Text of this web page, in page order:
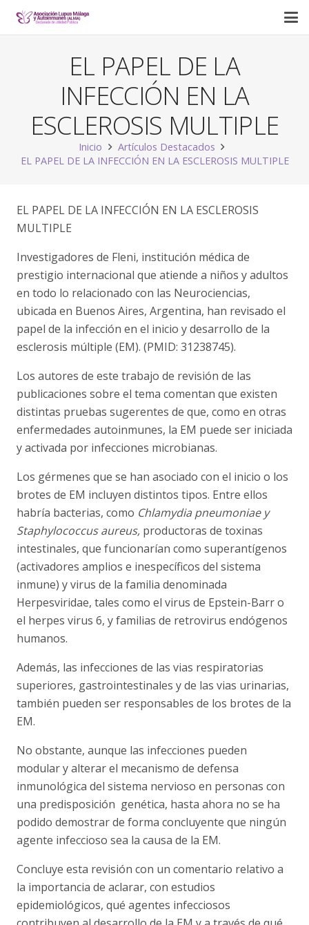
EL PAPEL DE LA
INFECCIÓN EN LA
ESCLEROSIS MULTIPLE
Inicio
Artículos Destacados
EL PAPEL DE LA INFECCIÓN EN LA ESCLEROSIS MULTIPLE
EL PAPEL DE LA INFECCIÓN EN LA ESCLEROSIS
MULTIPLE
Investigadores de Fleni, institución médica de
prestigio internacional que atiende a niños y adultos
en todo lo relacionado con las Neurociencias,
ubicada en Buenos Aires, Argentina, han revisado el
papel de la infección en el inicio y desarrollo de la
esclerosis múltiple (EM). (PMID: 31238745).
Los autores de este trabajo de revisión de las
publicaciones sobre el tema comentan que existen
distintas pruebas sugerentes de que, como en otras
enfermedades autoinmunes, la EM puede ser iniciada
y activada por infecciones microbianas.
Los gérmenes que se han asociado con el inicio o los
brotes de EM incluyen distintos tipos. Entre ellos
habría bacterias, como Chlamydia pneumoniae y
Staphylococcus aureus, productoras de toxinas
intestinales, que funcionarían como superantígenos
(activadores amplios e inespecíficos del sistema
inmune) y virus de la familia denominada
Herpesviridae, tales como el virus de Epstein-Barr o
el herpes virus 6, y familias de retrovirus endógenos
humanos.
Además, las infecciones de las vias respiratorias
superiores, gastrointestinales y de las vias urinarias,
también pueden ser responsables de los brotes de la
EM.
No obstante, aunque las infecciones pueden
modular y alterar el mecanismo de defensa
inmunológica del sistema nervioso en personas con
una predisposición genética, hasta ahora no se ha
podido demostrar de forma concluyente que ningún
agente infeccioso sea la causa de la EM.
Concluye esta revisión con un comentario relativo a
la importancia de aclarar, con estudios
epidemiológicos, qué agentes infecciosos